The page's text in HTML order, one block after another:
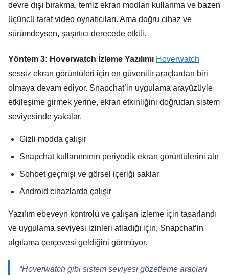
devre dışı bırakma, temiz ekran modları kullanma ve bazen
üçüncü taraf video oynatıcıları. Ama doğru cihaz ve
sürümdeysen, şaşırtıcı derecede etkili.
Yöntem 3: Hoverwatch İzleme Yazılımı Hoverwatch
sessiz ekran görüntüleri için en güvenilir araçlardan biri
olmaya devam ediyor. Snapchat’in uygulama arayüzüyle
etkileşime girmek yerine, ekran etkinliğini doğrudan sistem
seviyesinde yakalar.
Gizli modda çalışır
Snapchat kullanımının periyodik ekran görüntülerini alır
Sohbet geçmişi ve görsel içeriği saklar
Android cihazlarda çalışır
Yazılım ebeveyn kontrolü ve çalışan izleme için tasarlandı
ve uygulama seviyesi izinleri atladığı için, Snapchat’in
algılama çerçevesi geldiğini görmüyor.
“Hoverwatch gibi sistem seviyesi gözetleme araçları